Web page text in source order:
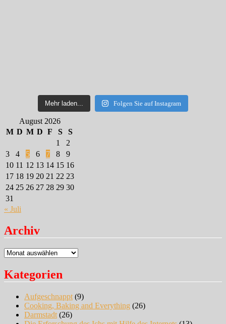
Mehr laden... Folgen Sie auf Instagram
August 2026
M D M D F S
S
1
2
3
4 5 6 7 8
9
10 11 12 13 14 15 16
17 18 19 20 21 22 23
24 25 26 27 28 29 30
31
« Juli
Archiv
Archiv
Kategorien
Aufgeschnappt (9)
Cooking, Baking and Everything (26)
Darmstadt (26)